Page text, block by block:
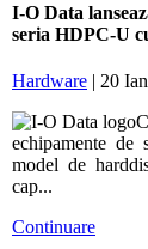
I-O Data
seria HDPC-U
Hardware | 20
echipamente
model de
cap...
Continuare